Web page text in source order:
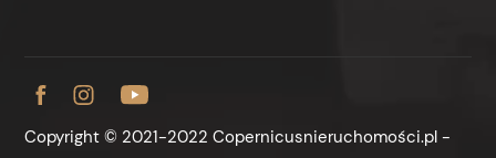
Copyright © 2021-2022 Copernicusnieruchomości.pl -